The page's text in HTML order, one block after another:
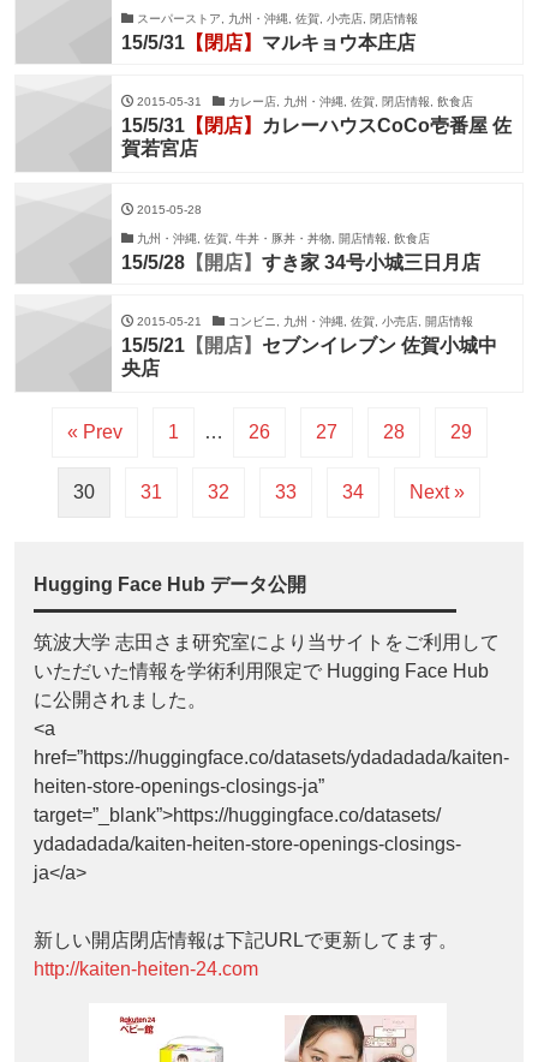
スーパーストア, 九州・沖縄, 佐賀, 小売店, 閉店情報
15/5/31 【閉店】 マルキョウ本庄店
2015-05-31 カレー店, 九州・沖縄, 佐賀, 閉店情報, 飲食店
15/5/31 【閉店】
カレーハウスCoCo壱番屋 佐
賀若宮店
2015-05-28
九州・沖縄, 佐賀, 牛丼・豚丼・丼物, 開店情報, 飲食店
15/5/28 【開店】 すき家 34号小城三日月店
2015-05-21 コンビニ, 九州・沖縄, 佐賀, 小売店, 開店情報
15/5/21 【開店】 セブンイレブン 佐賀小城中
央店
« Prev 1 … 26 27 28 29
30 31 32 33 34 Next »
Hugging Face Hub データ公開
筑波大学 志田さま研究室により当サイトをご利用して
いただいた情報を学術利用限定で Hugging Face Hub
に公開されました。
<a
href=”https://huggingface.co/datasets/ydadadada/kaiten-
heiten-store-openings-closings-ja”
target=”_blank”>https://huggingface.co/datasets/
ydadadada/kaiten-heiten-store-openings-closings-
ja</a>
新しい開店閉店情報は下記URLで更新してます。
http://kaiten-heiten-24.com